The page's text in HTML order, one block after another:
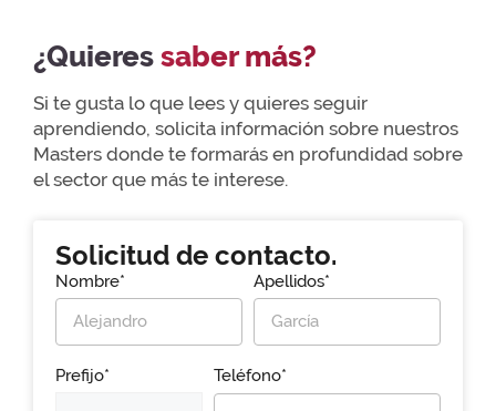
¿Quieressaber más?
Si te gusta lo que lees y quieres seguir
aprendiendo, solicita información sobre nuestros
Masters donde te formarás en profundidad sobre
el sector que más te interese.
Solicitud de contacto.
Nombre* Apellidos*
Prefijo* Teléfono*